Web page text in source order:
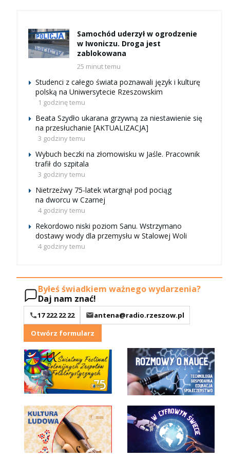
Samochód uderzył w ogrodzenie
w Iwoniczu. Droga jest
zablokowana
25 minut temu
Studenci z całego świata poznawali język i kulturę
polską na Uniwersytecie Rzeszowskim
1 godzinę temu
Beata Szydło ukarana grzywną za niestawienie się
na przesłuchanie [AKTUALIZACJA]
3 godziny temu
Wybuch beczki na złomowisku w Jaśle. Pracownik
trafił do szpitala
3 godziny temu
Nietrzeźwy 75-latek wtargnął pod pociąg
na dworcu w Czarnej
4 godziny temu
Rekordowo niski poziom Sanu. Wstrzymano
dostawy wody dla przemysłu w Stalowej Woli
4 godziny temu
Byłeś świadkiem ważnego wydarzenia?
Daj nam znać!
17 222 22 22
antena@radio.rzeszow.pl
Otwórz formularz